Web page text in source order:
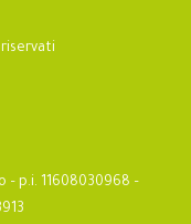
– p.i. 11608030968 –